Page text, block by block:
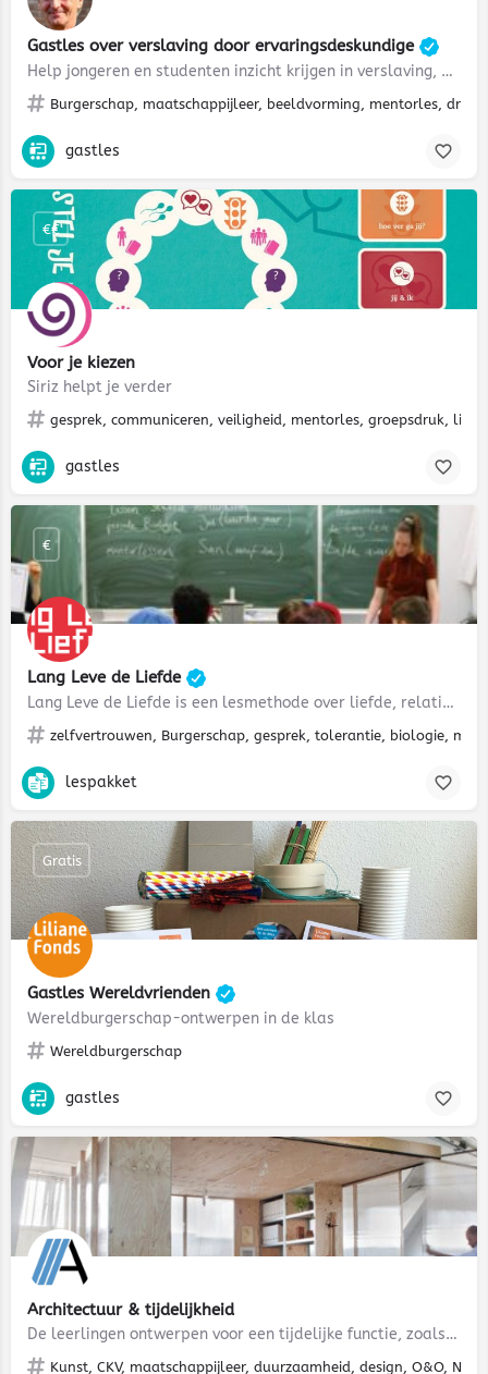
Gastles over verslaving door ervaringsdeskundige
Help jongeren en studenten inzicht krijgen in verslaving, mentale gezondheid en veerkracht
Burgerschap, maatschappijleer, beeldvorming, mentorles,
gastles
Voor je kiezen
Siriz helpt je verder
gesprek, communiceren, veiligheid, mentorles, groepsdruk,
€€
gastles
Lang Leve de Liefde
Lang Leve de Liefde is een lesmethode over liefde, relaties, veilig vrijen en seksualiteit voor het…
zelfvertrouwen, Burgerschap, gesprek, tolerantie, biologie,
€
lespakket
Gastles Wereldvrienden
Wereldburgerschap-ontwerpen in de klas
Wereldburgerschap
Gratis
gastles
Architectuur & tijdelijkheid
De leerlingen ontwerpen voor een tijdelijke functie, zoals de opvang van vluchtelingen. Ze denken na over het…
Kunst, CKV, maatschappijleer, duurzaamheid, design, O&O,